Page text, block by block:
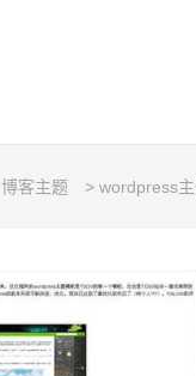
博客主题 > wordpress